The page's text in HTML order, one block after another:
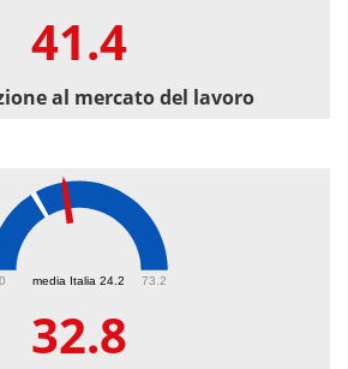
41.4
al mercato del lavoro
media Italia 24.2
0 73.2
32.8